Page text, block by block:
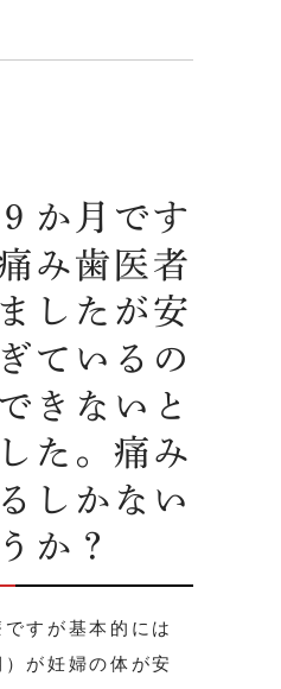
か月です
み歯医者
したが安
ているの
きないと
た。痛み
しかない
か？
すが基本的には
が妊婦の体が安